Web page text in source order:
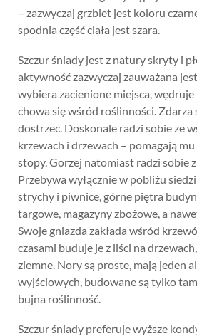
– zazwyczaj grzbiet jest koloru
spodnia część ciała jest szara.
Szczur śniady jest z natury skryty i
aktywność zazwyczaj zauważana
wybiera zacienione miejsca, wędruje
chowa się wśród roślinności. Zdarza
dostrzec. Doskonale radzi sobie ze
krzewach i drzewach – pomagają
stopy. Gorzej natomiast radzi sobie
Przebywa wyłącznie w pobliżu
strychy i piwnice, górne piętra
targowe, magazyny zbożowe, a
Swoje gniazda zakłada wśród
czasami buduje je z liści na
ziemne. Nory są proste, mają jeden
wyjściowych, budowane są tylko
bujna roślinność.
Szczur śniady preferuje wyższe